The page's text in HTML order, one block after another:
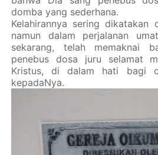
domba yang sederhana.
Kelahirannya sering
namun dalam perjalanan
sekarang, telah memaknai
penebus dosa juru selamat
Kristus, di dalam hati bagi
kepadaNya.